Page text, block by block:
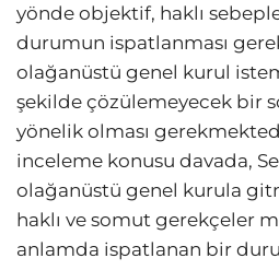
yönde objektif, haklı
durumun ispatlanması
olağanüstü genel kurul
şekilde çözülemeyecek bir
yönelik olması
inceleme konusu davada,
olağanüstü genel kurula
haklı ve somut gerekçeler
anlamda ispatlanan bir